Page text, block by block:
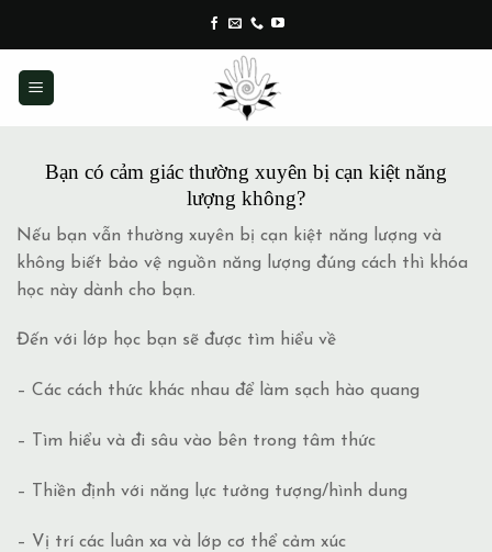
content
Bạn có cảm giác thường xuyên bị cạn kiệt năng
lượng không?
Nếu bạn vẫn thường xuyên bị cạn kiệt năng lượng và
không biết bảo vệ nguồn năng lượng đúng cách thì khóa
học này dành cho bạn.
Đến với lớp học bạn sẽ được tìm hiểu về
– Các cách thức khác nhau để làm sạch hào quang
– Tìm hiểu và đi sâu vào bên trong tâm thức
– Thiền định với năng lực tưởng tượng/hình dung
– Vị trí các luân xa và lớp cơ thể cảm xúc